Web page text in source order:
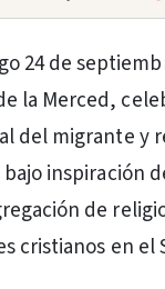
24 de
la Merced,
del migrante y
inspiración
de
cristianos en el